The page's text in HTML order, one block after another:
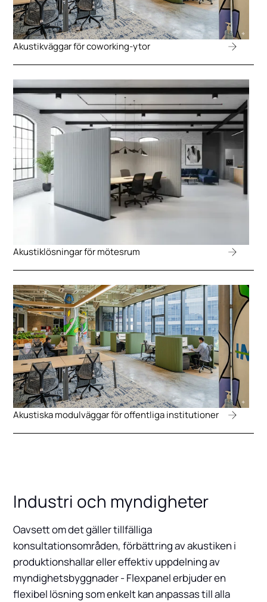
Akustikväggar för coworking-ytor
Akustiklösningar för mötesrum
Akustiska modulväggar för offentliga institutioner
Industri och myndigheter
Oavsett om det gäller tillfälliga
konsultationsområden, förbättring av akustiken i
produktionshallar eller effektiv uppdelning av
myndighetsbyggnader - Flexpanel erbjuder en
flexibel lösning som enkelt kan anpassas till alla